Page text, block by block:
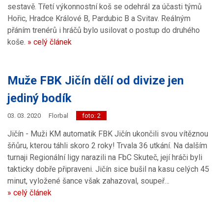
sestavě. Třetí výkonnostní koš se odehrál za účasti týmů
Hořic, Hradce Králové B, Pardubic B a Svitav. Reálným
přáním trenérů i hráčů bylo usilovat o postup do druhého
koše. » celý článek
Muže FBK Jičín dělí od divize jen
jediný bodík
03. 03. 2020 Florbal foto: 2
Jičín - Muži KM automatik FBK Jičín ukončili svou vítěznou
šňůru, kterou táhli skoro 2 roky! Trvala 36 utkání. Na dalším
turnaji Regionální ligy narazili na FbC Skuteč, její hráči byli
takticky dobře připraveni. Jičín sice bušil na kasu celých 45
minut, vyložené šance však zahazoval, soupeř…
» celý článek